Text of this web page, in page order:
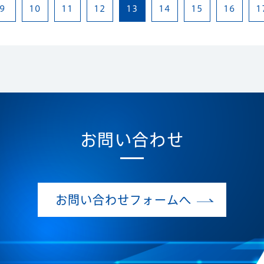
9 10 11 12 13 14 15 16
お問い合わせ
お問い合わせフォームへ